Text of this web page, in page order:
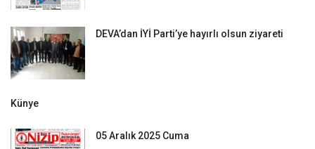
DEVA’dan İYİ Parti’ye hayırlı olsun ziyareti
Künye
05 Aralık 2025 Cuma